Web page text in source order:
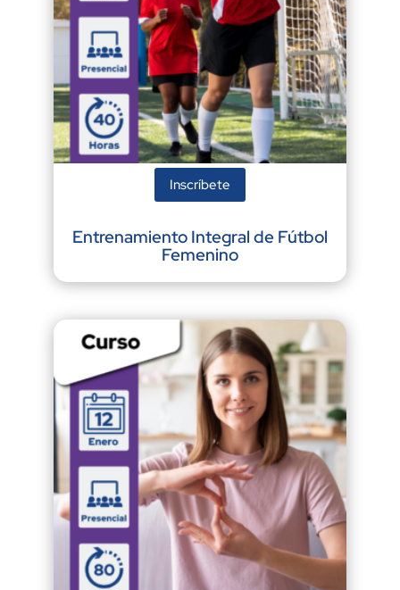
Inscríbete
Entrenamiento Integral de Fútbol
Femenino